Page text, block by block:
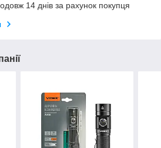
14 днів за рахунок покупця